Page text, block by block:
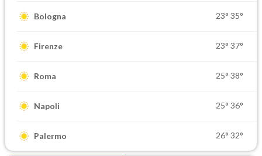
Bologna 23° 35°
Firenze 23° 37°
Roma 25° 38°
Napoli 25° 36°
Palermo 26° 32°